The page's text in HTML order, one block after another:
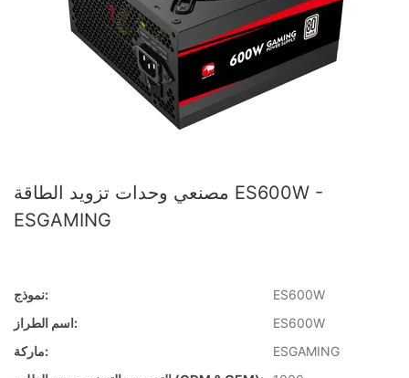
مصنعي وحدات تزويد الطاقة ES600W -
ESGAMING
نموذج:
ES600W
اسم الطراز:
ES600W
ماركة:
ESGAMING